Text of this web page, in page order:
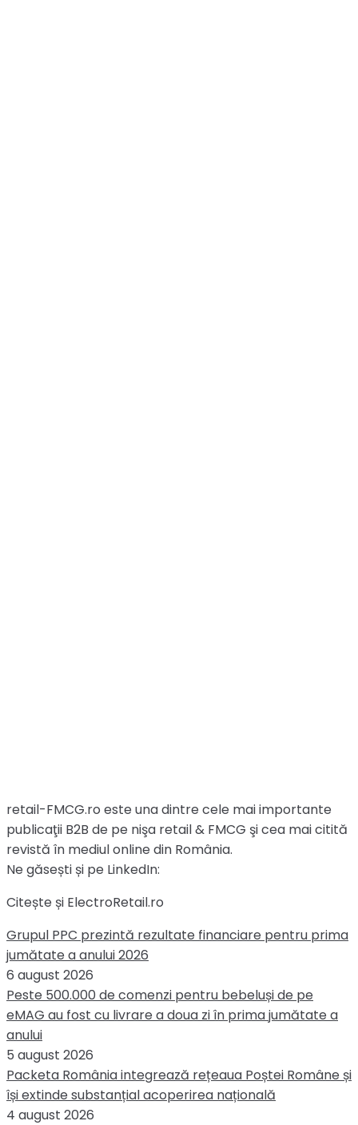
retail-FMCG.ro este una dintre cele mai importante
publicaţii B2B de pe nişa retail & FMCG şi cea mai citită
revistă în mediul online din România.
Ne găsești și pe LinkedIn:
Citește și ElectroRetail.ro
Grupul PPC prezintă rezultate financiare pentru prima
jumătate a anului 2026
6 august 2026
Peste 500.000 de comenzi pentru bebeluși de pe
eMAG au fost cu livrare a doua zi în prima jumătate a
anului
5 august 2026
Packeta România integrează rețeaua Poștei Române și
își extinde substanțial acoperirea națională
4 august 2026